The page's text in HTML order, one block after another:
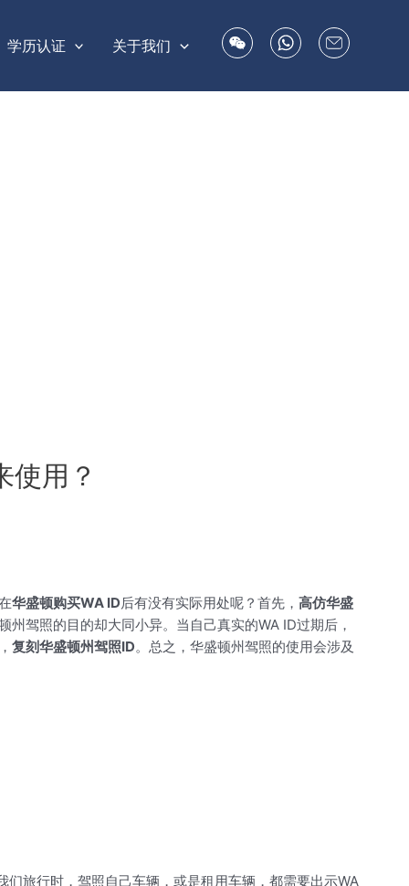
学历认证 关于我们
使用？
华盛顿购买WA ID后有没有实际用处呢？首先， 高仿华盛
州驾照的目的却大同小异。当自己真实的WA ID过期后，
复刻华盛顿州驾照ID。总之，华盛顿州驾照的使用会涉及
旅行时，驾照自己车辆，或是租用车辆，都需要出示WA